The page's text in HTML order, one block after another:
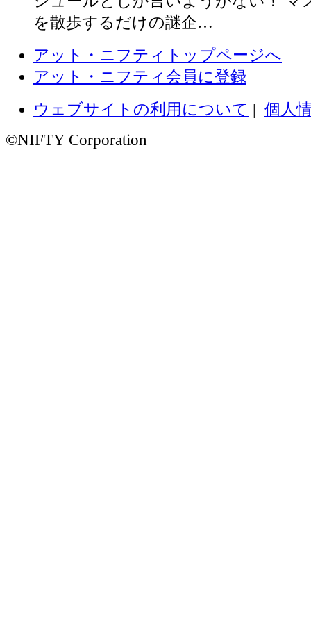
を散歩するだけの謎企…
アット・ニフティトップページへ
アット・ニフティ会員に登録
ウェブサイトの利用について | 個人
©NIFTY Corporation